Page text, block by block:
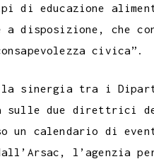
di educazione
disposizione, che
civica”.
sinergia tra i
due direttrici
un calendario di
l’agenzia